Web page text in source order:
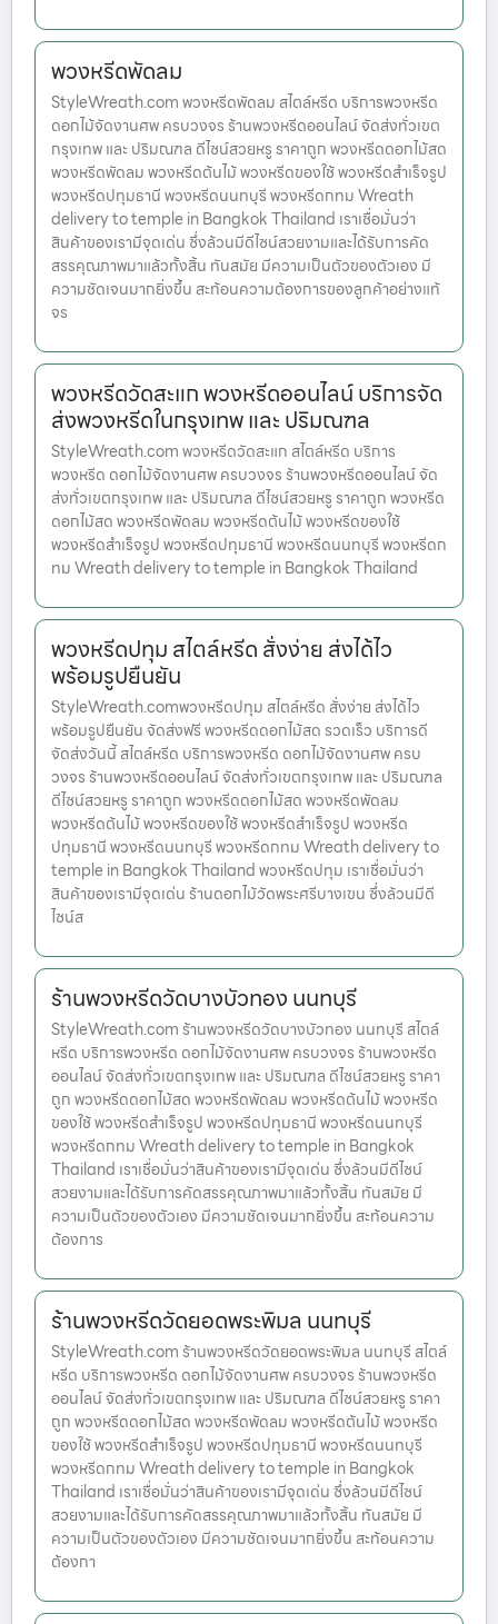
พวงหรีดพัดลม
StyleWreath.com พวงหรีดพัดลม สไตล์หรีด บริการพวงหรีด
ดอกไม้จัดงานศพ ครบวงจร ร้านพวงหรีดออนไลน์ จัดส่งทั่วเขต
กรุงเทพ และ ปริมณฑล ดีไซน์สวยหรู ราคาถูก พวงหรีดดอกไม้สด
พวงหรีดพัดลม พวงหรีดต้นไม้ พวงหรีดของใช้ พวงหรีดสำเร็จรูป
พวงหรีดปทุมธานี พวงหรีดนนทบุรี พวงหรีดกทม Wreath
delivery to temple in Bangkok Thailand เราเชื่อมั่นว่า
สินค้าของเรามีจุดเด่น ซึ่งล้วนมีดีไซน์สวยงามและได้รับการคัด
สรรคุณภาพมาแล้วทั้งสิ้น ทันสมัย มีความเป็นตัวของตัวเอง มี
ความชัดเจนมากยิ่งขึ้น สะท้อนความต้องการของลูกค้าอย่างแท้
จร
พวงหรีดวัดสะแก พวงหรีดออนไลน์ บริการจัด
ส่งพวงหรีดในกรุงเทพ และ ปริมณฑล
StyleWreath.com พวงหรีดวัดสะแก สไตล์หรีด บริการ
พวงหรีด ดอกไม้จัดงานศพ ครบวงจร ร้านพวงหรีดออนไลน์ จัด
ส่งทั่วเขตกรุงเทพ และ ปริมณฑล ดีไซน์สวยหรู ราคาถูก พวงหรีด
ดอกไม้สด พวงหรีดพัดลม พวงหรีดต้นไม้ พวงหรีดของใช้
พวงหรีดสำเร็จรูป พวงหรีดปทุมธานี พวงหรีดนนทบุรี พวงหรีดก
ทม Wreath delivery to temple in Bangkok Thailand
พวงหรีดปทุม สไตล์หรีด สั่งง่าย ส่งได้ไว
พร้อมรูปยืนยัน
StyleWreath.comพวงหรีดปทุม สไตล์หรีด สั่งง่าย ส่งได้ไว
พร้อมรูปยืนยัน จัดส่งฟรี พวงหรีดดอกไม้สด รวดเร็ว บริการดี
จัดส่งวันนี้ สไตล์หรีด บริการพวงหรีด ดอกไม้จัดงานศพ ครบ
วงจร ร้านพวงหรีดออนไลน์ จัดส่งทั่วเขตกรุงเทพ และ ปริมณฑล
ดีไซน์สวยหรู ราคาถูก พวงหรีดดอกไม้สด พวงหรีดพัดลม
พวงหรีดต้นไม้ พวงหรีดของใช้ พวงหรีดสำเร็จรูป พวงหรีด
ปทุมธานี พวงหรีดนนทบุรี พวงหรีดกทม Wreath delivery to
temple in Bangkok Thailand พวงหรีดปทุม เราเชื่อมั่นว่า
สินค้าของเรามีจุดเด่น ร้านดอกไม้วัดพระศรีบางเขน ซึ่งล้วนมีดี
ไซน์ส
ร้านพวงหรีดวัดบางบัวทอง นนทบุรี
StyleWreath.com ร้านพวงหรีดวัดบางบัวทอง นนทบุรี สไตล์
หรีด บริการพวงหรีด ดอกไม้จัดงานศพ ครบวงจร ร้านพวงหรีด
ออนไลน์ จัดส่งทั่วเขตกรุงเทพ และ ปริมณฑล ดีไซน์สวยหรู ราคา
ถูก พวงหรีดดอกไม้สด พวงหรีดพัดลม พวงหรีดต้นไม้ พวงหรีด
ของใช้ พวงหรีดสำเร็จรูป พวงหรีดปทุมธานี พวงหรีดนนทบุรี
พวงหรีดกทม Wreath delivery to temple in Bangkok
Thailand เราเชื่อมั่นว่าสินค้าของเรามีจุดเด่น ซึ่งล้วนมีดีไซน์
สวยงามและได้รับการคัดสรรคุณภาพมาแล้วทั้งสิ้น ทันสมัย มี
ความเป็นตัวของตัวเอง มีความชัดเจนมากยิ่งขึ้น สะท้อนความ
ต้องการ
ร้านพวงหรีดวัดยอดพระพิมล นนทบุรี
StyleWreath.com ร้านพวงหรีดวัดยอดพระพิมล นนทบุรี สไตล์
หรีด บริการพวงหรีด ดอกไม้จัดงานศพ ครบวงจร ร้านพวงหรีด
ออนไลน์ จัดส่งทั่วเขตกรุงเทพ และ ปริมณฑล ดีไซน์สวยหรู ราคา
ถูก พวงหรีดดอกไม้สด พวงหรีดพัดลม พวงหรีดต้นไม้ พวงหรีด
ของใช้ พวงหรีดสำเร็จรูป พวงหรีดปทุมธานี พวงหรีดนนทบุรี
พวงหรีดกทม Wreath delivery to temple in Bangkok
Thailand เราเชื่อมั่นว่าสินค้าของเรามีจุดเด่น ซึ่งล้วนมีดีไซน์
สวยงามและได้รับการคัดสรรคุณภาพมาแล้วทั้งสิ้น ทันสมัย มี
ความเป็นตัวของตัวเอง มีความชัดเจนมากยิ่งขึ้น สะท้อนความ
ต้องกา